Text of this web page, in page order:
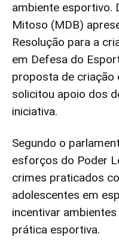
ambiente esportivo.
Mitoso (MDB)
Resolução para a
em Defesa do
proposta de criação
solicitou apoio dos
iniciativa.
Segundo o
esforços do Poder
crimes praticados
adolescentes em
incentivar
prática esportiva.